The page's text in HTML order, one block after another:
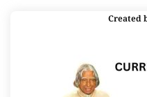
Created